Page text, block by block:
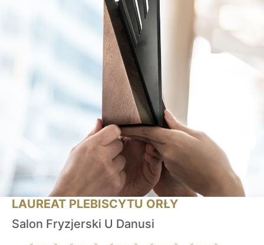
LAUREAT PLEBISCYTU ORŁY
Salon Fryzjerski U Danusi